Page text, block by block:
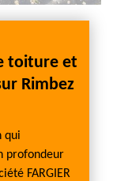
toiture et
Rimbez
qui
profondeur
FARGIER